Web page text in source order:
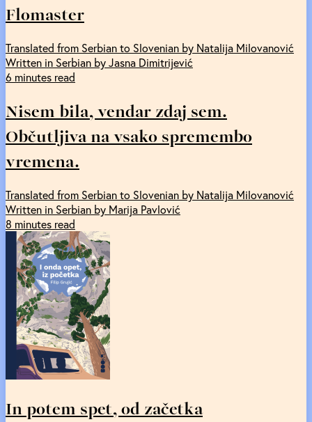
Flomaster
Translated from Serbian to Slovenian by Natalija Milovanović
Written in Serbian by Jasna Dimitrijević
6 minutes read
Nisem bila, vendar zdaj sem.
Občutljiva na vsako spremembo
vremena.
Translated from Serbian to Slovenian by Natalija Milovanović
Written in Serbian by Marija Pavlović
8 minutes read
In potem spet, od začetka